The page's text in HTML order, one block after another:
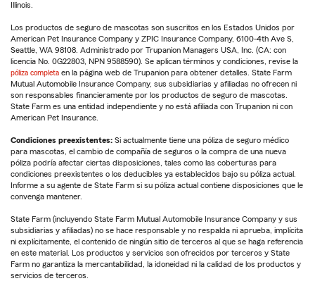
Illinois.
Los productos de seguro de mascotas son suscritos en los Estados Unidos por
American Pet Insurance Company y ZPIC Insurance Company, 6100-4th Ave S,
Seattle, WA 98108. Administrado por Trupanion Managers USA, Inc. (CA: con
licencia No. 0G22803, NPN 9588590). Se aplican términos y condiciones, revise la
póliza completa en la página web de Trupanion para obtener detalles. State Farm
Mutual Automobile Insurance Company, sus subsidiarias y afiliadas no ofrecen ni
son responsables financieramente por los productos de seguro de mascotas.
State Farm es una entidad independiente y no está afiliada con Trupanion ni con
American Pet Insurance.
Condiciones preexistentes: Si actualmente tiene una póliza de seguro médico
para mascotas, el cambio de compañía de seguros o la compra de una nueva
póliza podría afectar ciertas disposiciones, tales como las coberturas para
condiciones preexistentes o los deducibles ya establecidos bajo su póliza actual.
Informe a su agente de State Farm si su póliza actual contiene disposiciones que le
convenga mantener.
State Farm (incluyendo State Farm Mutual Automobile Insurance Company y sus
subsidiarias y afiliadas) no se hace responsable y no respalda ni aprueba, implícita
ni explícitamente, el contenido de ningún sitio de terceros al que se haga referencia
en este material. Los productos y servicios son ofrecidos por terceros y State
Farm no garantiza la mercantabilidad, la idoneidad ni la calidad de los productos y
servicios de terceros.